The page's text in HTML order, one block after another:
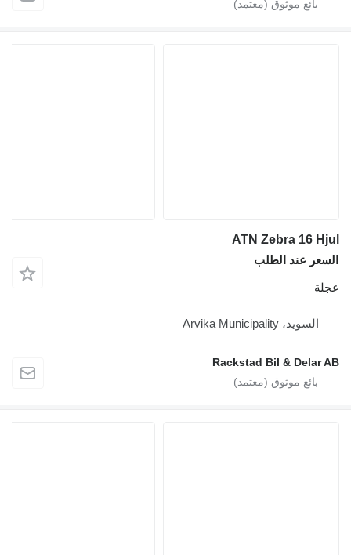
ATN Zebra 16 Hjul
السعر عند الطلب
عجلة
السويد، Arvika Municipality
Rackstad Bil & Delar AB